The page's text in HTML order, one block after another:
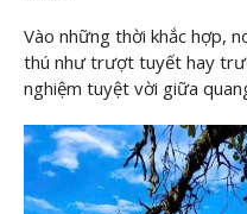
Vào những thời khắc hợp,
thú như trượt tuyết hay
nghiệm tuyệt vời giữa